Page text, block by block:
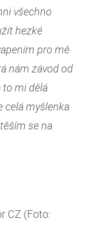
všechno
hezké
pro mě
nám závod od
to mi dělá
celá myšlenka
se na
CZ (Foto: